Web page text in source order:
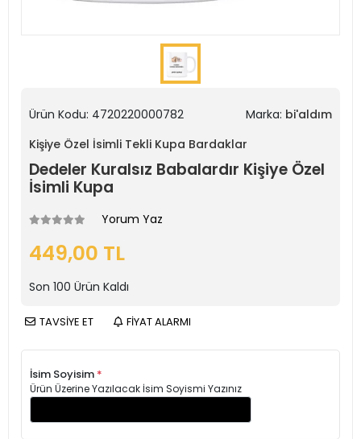
Ürün Kodu: 4720220000782 Marka: bi'aldım
Kişiye Özel İsimli Tekli Kupa Bardaklar
Dedeler Kuralsız Babalardır Kişiye Özel
İsimli Kupa
Yorum Yaz
449,00 TL
Son 100 Ürün Kaldı
TAVSİYE ET FİYAT ALARMI
İsim Soyisim *
Ürün Üzerine Yazılacak İsim Soyismi Yazınız